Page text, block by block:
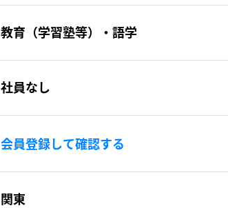
教育（学習塾等）・語学
社員なし
会員登録して確認する
関東